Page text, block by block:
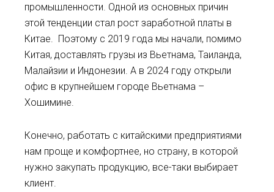
промышленности. Одной из основных причин
этой тенденции стал рост заработной платы в
Китае. Поэтому с 2019 года мы начали, помимо
Китая, доставлять грузы из Вьетнама, Таиланда,
Малайзии и Индонезии. А в 2024 году открыли
офис в крупнейшем городе Вьетнама –
Хошимине.
Конечно, работать с китайскими предприятиями
нам проще и комфортнее, но страну, в которой
нужно закупать продукцию, все-таки выбирает
клиент.